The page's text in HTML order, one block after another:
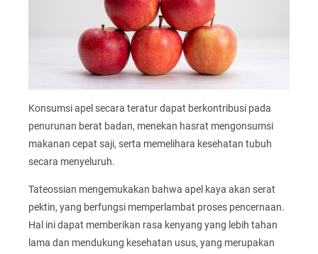
Konsumsi apel secara teratur dapat berkontribusi pada
penurunan berat badan, menekan hasrat mengonsumsi
makanan cepat saji, serta memelihara kesehatan tubuh
secara menyeluruh.
Tateossian mengemukakan bahwa apel kaya akan serat
pektin, yang berfungsi memperlambat proses pencernaan.
Hal ini dapat memberikan rasa kenyang yang lebih tahan
lama dan mendukung kesehatan usus, yang merupakan